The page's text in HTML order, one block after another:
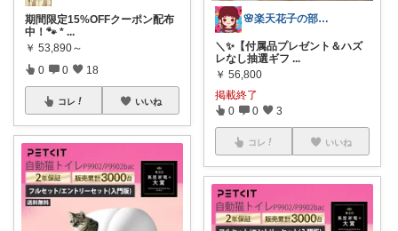
期間限定15%OFFクーポン配布
中！🐾 * ...
￥ 53,890～
0 0 18
コレ いいね
🌸楽天花子の部屋🌸
＼✨【付属品プレゼント＆ハズ
レなし抽選ギフ ...
￥ 56,800
掲載終了
0 0 3
コレ いいね